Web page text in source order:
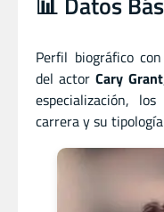
Perfil biográfico
del actor Cary Grant
especialización,
carrera y su